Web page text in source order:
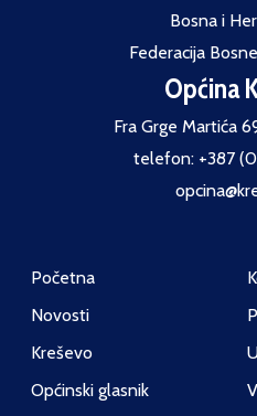
Bosna i
Federacija
Općina
Fra Grge Martića
telefon: +387
Početna
Novosti
Kreševo
Općinski glasnik